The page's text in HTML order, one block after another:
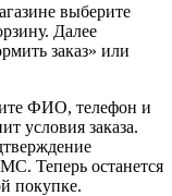
выберите
Далее
заказ» или
ФИО, телефон и
условия заказа.
Теперь останется
покупке.